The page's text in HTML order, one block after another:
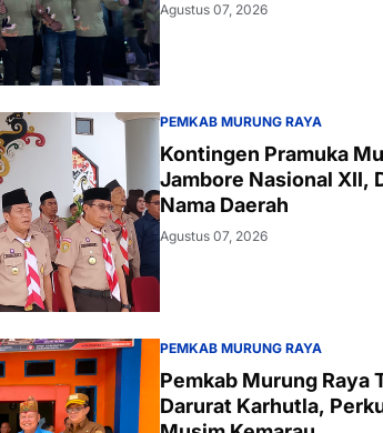
Agustus 07, 2026
PEMKAB MURUNG RAYA
Kontingen Pramuka
Jambore Nasional XII,
Nama Daerah
Agustus 07, 2026
PEMKAB MURUNG RAYA
Pemkab Murung Raya
Darurat Karhutla,